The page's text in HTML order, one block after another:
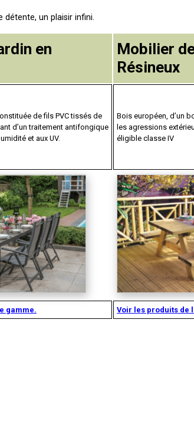
détente, un plaisir infini.
en
Mobilier
Résineux
de fils PVC tissés de
d’un traitement antifongique
et aux UV.
Bois européen, d’un
les agressions
éligible classe IV
gamme. Voir les produits de